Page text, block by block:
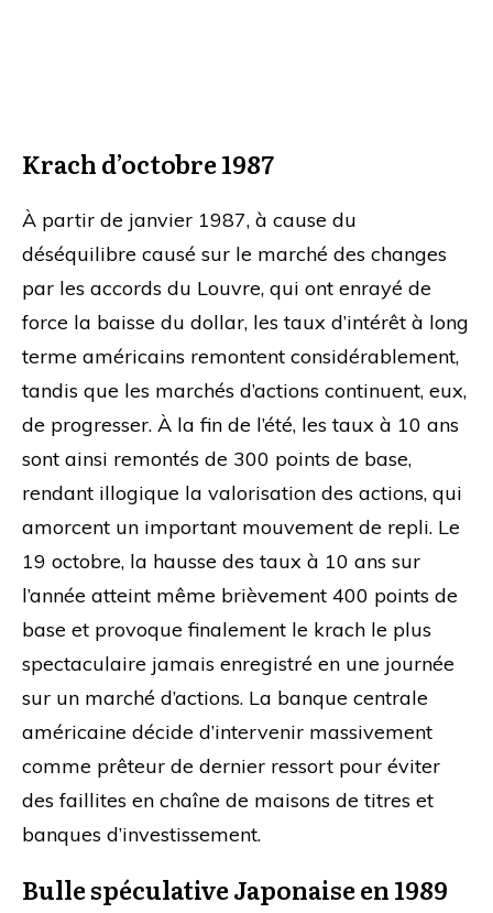
Krach d’octobre 1987
À partir de janvier 1987, à cause du
déséquilibre causé sur le marché des changes
par les accords du Louvre, qui ont enrayé de
force la baisse du dollar, les taux d’intérêt à long
terme américains remontent considérablement,
tandis que les marchés d’actions continuent, eux,
de progresser. À la fin de l’été, les taux à 10 ans
sont ainsi remontés de 300 points de base,
rendant illogique la valorisation des actions, qui
amorcent un important mouvement de repli. Le
19 octobre, la hausse des taux à 10 ans sur
l’année atteint même brièvement 400 points de
base et provoque finalement le krach le plus
spectaculaire jamais enregistré en une journée
sur un marché d’actions. La banque centrale
américaine décide d’intervenir massivement
comme prêteur de dernier ressort pour éviter
des faillites en chaîne de maisons de titres et
banques d’investissement.
Bulle spéculative Japonaise en 1989